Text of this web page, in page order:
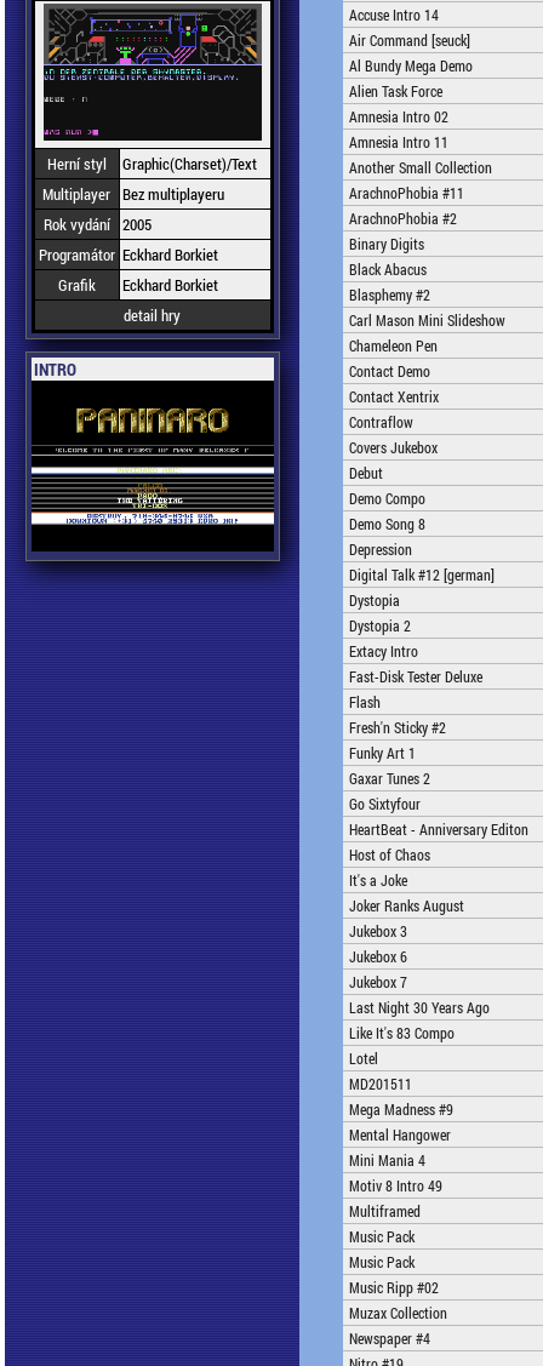
Herní styl
Graphic(Charset)/Text
Multiplayer Bez multiplayeru
Rok vydání 2005
Programátor Eckhard Borkiet
Grafik
Eckhard Borkiet
detail hry
INTRO
Accuse Intro 14
Air Command [seuck]
Al Bundy Mega Demo
Alien Task Force
Amnesia Intro 02
Amnesia Intro 11
Another Small Collection
ArachnoPhobia #11
ArachnoPhobia #2
Binary Digits
Black Abacus
Blasphemy #2
Carl Mason Mini Slideshow
Chameleon Pen
Contact Demo
Contact Xentrix
Contraflow
Covers Jukebox
Debut
Demo Compo
Demo Song 8
Depression
Digital Talk #12 [german]
Dystopia
Dystopia 2
Extacy Intro
Fast-Disk Tester Deluxe
Flash
Fresh'n Sticky #2
Funky Art 1
Gaxar Tunes 2
Go Sixtyfour
HeartBeat - Anniversary Editon
Host of Chaos
It's a Joke
Joker Ranks August
Jukebox 3
Jukebox 6
Jukebox 7
Last Night 30 Years Ago
Like It's 83 Compo
Lotel
MD201511
Mega Madness #9
Mental Hangower
Mini Mania 4
Motiv 8 Intro 49
Multiframed
Music Pack
Music Pack
Music Ripp #02
Muzax Collection
Newspaper #4